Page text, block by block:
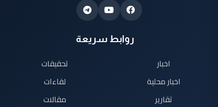
روابط سريعة
اخبار
اخبار محلية
تقارير
تحقيقات
لقاءات
مقالات